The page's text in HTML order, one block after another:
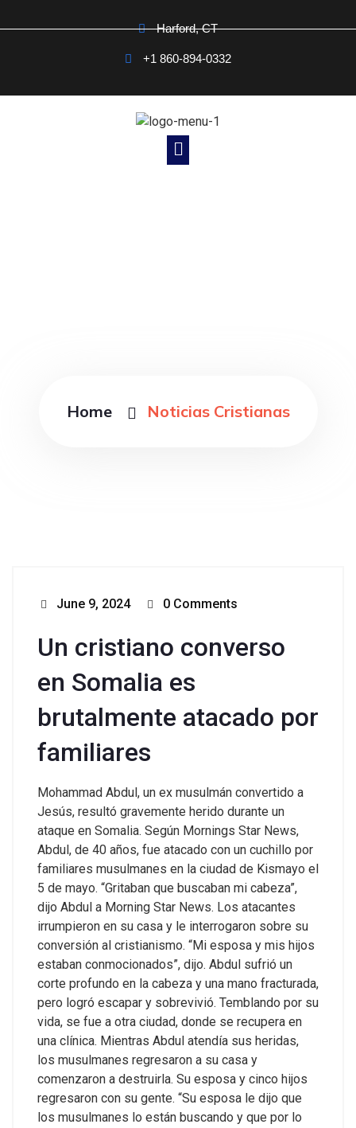
Harford, CT
+1 860-894-0332
Home Noticias Cristianas
June 9, 2024 0 Comments
Un cristiano converso
en Somalia es
brutalmente atacado por
familiares
Mohammad Abdul, un ex musulmán convertido a
Jesús, resultó gravemente herido durante un
ataque en Somalia. Según Mornings Star News,
Abdul, de 40 años, fue atacado con un cuchillo por
familiares musulmanes en la ciudad de Kismayo el
5 de mayo. “Gritaban que buscaban mi cabeza”,
dijo Abdul a Morning Star News. Los atacantes
irrumpieron en su casa y le interrogaron sobre su
conversión al cristianismo. “Mi esposa y mis hijos
estaban conmocionados”, dijo. Abdul sufrió un
corte profundo en la cabeza y una mano fracturada,
pero logró escapar y sobrevivió. Temblando por su
vida, se fue a otra ciudad, donde se recupera en
una clínica. Mientras Abdul atendía sus heridas,
los musulmanes regresaron a su casa y
comenzaron a destruirla. Su esposa y cinco hijos
regresaron con su gente. “Su esposa le dijo que
los musulmanes lo están buscando y que por lo